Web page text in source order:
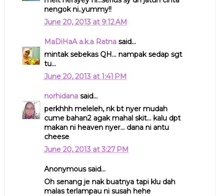
nengok ni..yummy!!
June 20, 2013 at 9:12 AM
MaDiHaA a.k.a Ratnasaid...
mintak sebekas QH... nampak sedap sgt
tu...
June 20, 2013 at 1:41 PM
norhidanasaid...
perkhhh meleleh, nk bt nyer mudah
cume bahan2 agak mahal skit... kalu dpt
makan ni heaven nyer... dana ni antu
cheese
June 20, 2013 at 3:27 PM
Anonymous said...
Oh senang je nak buatnya tapi klu dah
malas terlampau ni susah hehe